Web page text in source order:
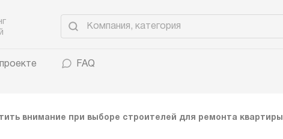
FAQ
внимание при выборе строителей для ремонта квартиры